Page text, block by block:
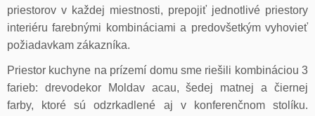
priestorov v každej miestnosti, prepojiť jednotlivé priestory
interiéru farebnými kombináciami a predovšetkým vyhovieť
požiadavkam zákazníka.
Priestor kuchyne na prízemí domu sme riešili kombináciou 3
farieb: drevodekor Moldav acau, šedej matnej a čiernej
farby, ktoré sú odzrkadlené aj v konferenčnom stolíku.